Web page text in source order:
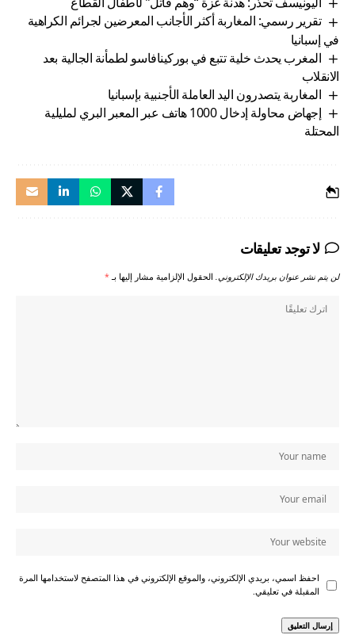
تقرير رسمي: المغاربة أكثر الأجانب المعرضين لجرائم الكراهية
في إسبانيا
المغرب يحدث خلية تتبع في بوركينافاسو لطمأنة الجالية بعد
الانقلاب
المغاربة يتصدرون اليد العاملة الأجنبية بإسبانيا
إجهاض محاولة إدخال 1000 هاتف عبر المعبر البري لمليلية
المحتلة
لا توجد تعليقات
لن يتم نشر عنوان بريدك الإلكتروني. الحقول الإلزامية مشار إليها بـ*
احفظ اسمي، بريدي الإلكتروني، والموقع الإلكتروني في هذا المتصفح لاستخدامها المرة
المقبلة في تعليقي.